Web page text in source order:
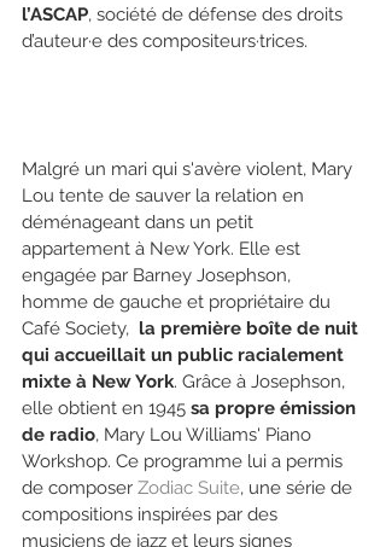
l’ASCAP, société de défense des droits
d’auteur·e des compositeurs·trices.
Malgré un mari qui s'avère violent, Mary
Lou tente de sauver la relation en
déménageant dans un petit
appartement à New York. Elle est
engagée par Barney Josephson,
homme de gauche et propriétaire du
Café Society, la première boîte de nuit
qui accueillait un public racialement
mixte à New York. Grâce à Josephson,
elle obtient en 1945 sa propre émission
de radio, Mary Lou Williams' Piano
Workshop. Ce programme lui a permis
de composer Zodiac Suite, une série de
compositions inspirées par des
musiciens de jazz et leurs signes